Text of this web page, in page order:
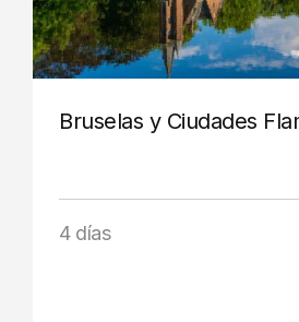
Bruselas y Ciudades
4 días